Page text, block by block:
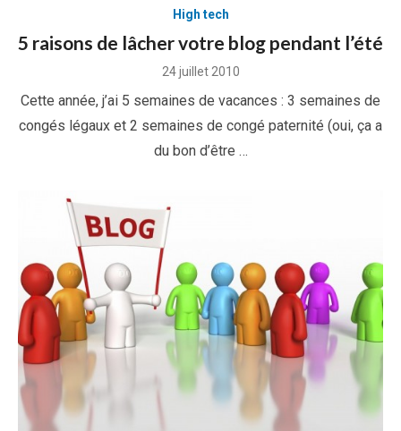
High tech
5 raisons de lâcher votre blog pendant l’été
Posted
24 juillet 2010
Cette année, j’ai 5 semaines de vacances : 3 semaines de
congés légaux et 2 semaines de congé paternité (oui, ça a
du bon d’être …